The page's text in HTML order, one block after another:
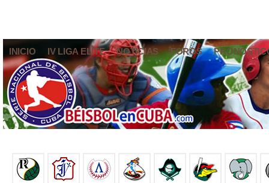
INICIO IV LIGA ELITE NOTICIAS FOROS